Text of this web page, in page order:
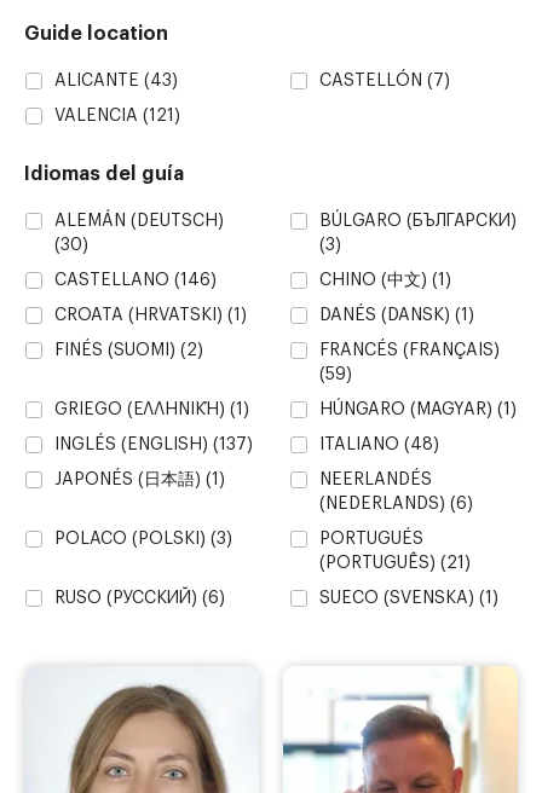
Guide location
ALICANTE (43) CASTELLÓN (7)
VALENCIA (121)
Idiomas del guía
ALEMÁN (DEUTSCH)
(30)
BÚLGARO (БЪЛГАРСКИ)
(3)
CASTELLANO (146) CHINO (中文) (1)
CROATA (HRVATSKI) (1) DANÉS (DANSK) (1)
FINÉS (SUOMI) (2)
FRANCÉS (FRANÇAIS)
(59)
GRIEGO (ΕΛΛΗΝΙΚΉ) (1) HÚNGARO (MAGYAR) (1)
INGLÉS (ENGLISH) (137) ITALIANO (48)
JAPONÉS (日本語) (1)
NEERLANDÉS
(NEDERLANDS) (6)
POLACO (POLSKI) (3)
PORTUGUÉS
(PORTUGUÊS) (21)
RUSO (PУССКИЙ) (6) SUECO (SVENSKA) (1)